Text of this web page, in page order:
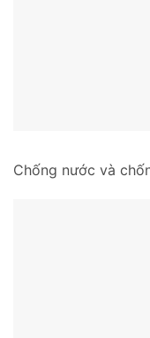
Chống nước và